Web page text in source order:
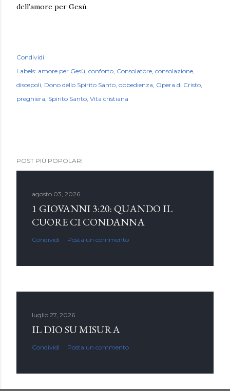
dell’amore per Gesù.
Condividi
Labels: amore per Gesù conforto Consolatore consolazione
discepoli Dono dello Spirito Santo obbedienza Opera di Cristo
preghiera Spirito Santo Vita cristiana
POST PIÙ POPOLARI
agosto 03, 2026
1 GIOVANNI 3:20: QUANDO IL
CUORE CI CONDANNA
Condividi Posta un commento
luglio 27, 2026
IL DIO SU MISURA
Condividi Posta un commento